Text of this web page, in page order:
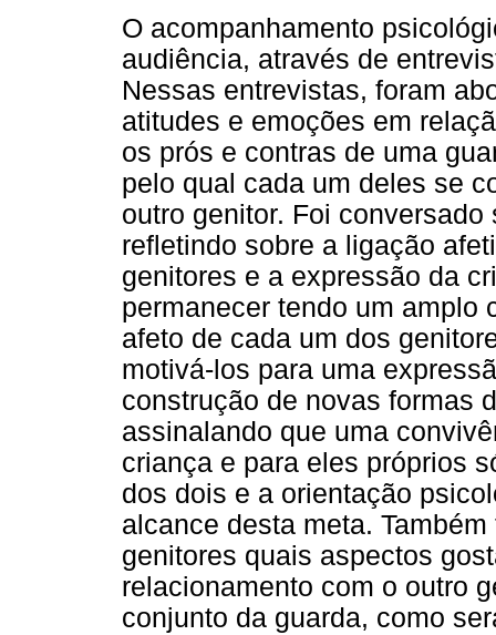
O acompanhamento
audiência, através de
Nessas entrevistas, foram
atitudes e emoções em
os prós e contras de uma
pelo qual cada um deles se
outro genitor. Foi
refletindo sobre a ligação
genitores e a expressão da
permanecer tendo um amplo
afeto de cada um dos
motivá-los para uma
construção de novas formas
assinalando que uma
criança e para eles próprios
dos dois e a orientação
alcance desta meta.
genitores quais aspectos
relacionamento com o outro
conjunto da guarda, como